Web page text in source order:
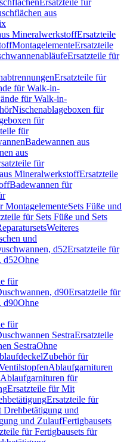
Ersatzteile für
aus
MineralwerkstoffErsatzteile
MontagelementeErsatzteile
Ersatzteile für
Ersatzteile für
für Walk-in-
für Walk-in-
Nischenablageboxen für
für
für
Badewannen aus
aus
für
MineralwerkstoffErsatzteile
Badewannen für
MontagelementeSets Füße und
für Sets Füße und Sets
Weiteres
und
d52Ersatzteile für
d52Ohne
für
d90Ersatzteile für
d90Ohne
für
SestraErsatzteile
SestraOhne
Zubehör für
Ablaufgarnituren
für
Ersatzteile für Mit
Ersatzteile für
Drehbetätigung und
und ZulaufFertigbausets
für Fertigbausets für